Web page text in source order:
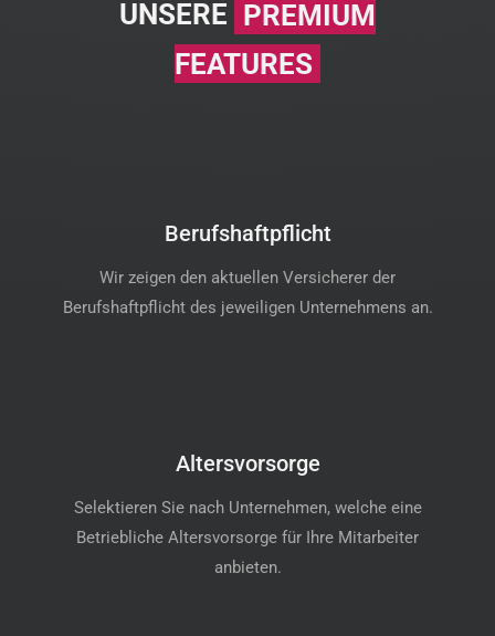
UNSERE PREMIUM
FEATURES
Berufshaftpflicht
Wir zeigen den aktuellen Versicherer der
Berufshaftpflicht des jeweiligen Unternehmens an.
Altersvorsorge
Selektieren Sie nach Unternehmen, welche eine
Betriebliche Altersvorsorge für Ihre Mitarbeiter
anbieten.